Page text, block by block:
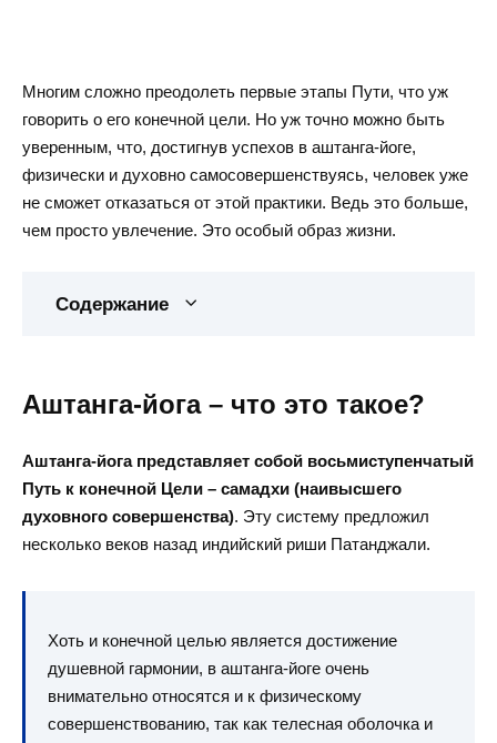
Многим сложно преодолеть первые этапы Пути, что уж
говорить о его конечной цели. Но уж точно можно быть
уверенным, что, достигнув успехов в аштанга-йоге,
физически и духовно самосовершенствуясь, человек уже
не сможет отказаться от этой практики. Ведь это больше,
чем просто увлечение. Это особый образ жизни.
Содержание
Аштанга-йога – что это такое?
Аштанга-йога представляет собой восьмиступенчатый
Путь к конечной Цели – самадхи (наивысшего
духовного совершенства). Эту систему предложил
несколько веков назад индийский риши Патанджали.
Хоть и конечной целью является достижение
душевной гармонии, в аштанга-йоге очень
внимательно относятся и к физическому
совершенствованию, так как телесная оболочка и